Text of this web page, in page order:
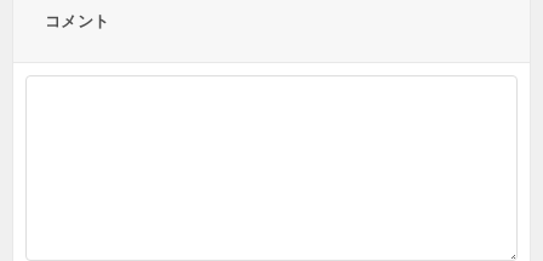
コメント